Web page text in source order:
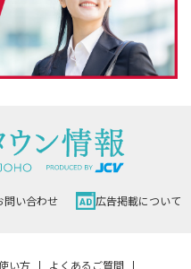
問い合わせ 広告掲載について
い方 よくあるご質問